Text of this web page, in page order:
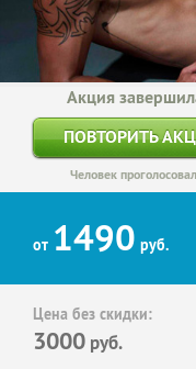
Акция
ПОВТОРИТЬ
Человек
от 1490 руб.
Цена без скидки:
3000 руб.